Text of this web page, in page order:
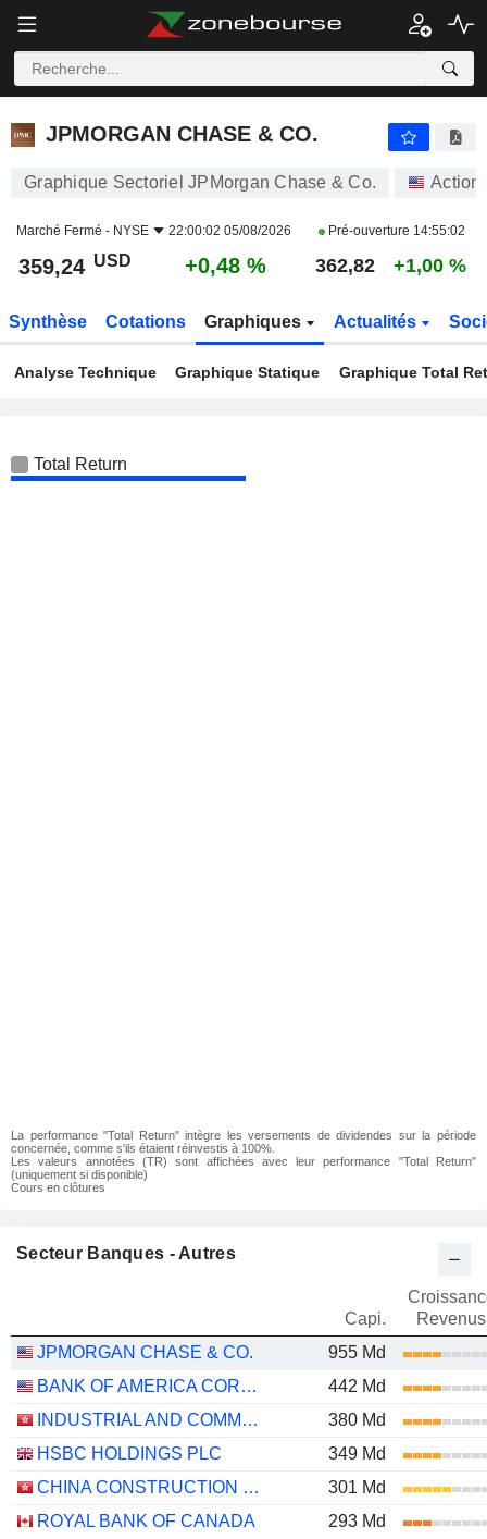
JPMORGAN CHASE & CO.
JPMORGAN CHASE & CO.
Graphique Sectoriel JPMorgan Chase & Co.
Marché Fermé - NYSE 22:00:02 05/08/2026 Pré-ouverture 14:55:02
359,24 USD +0,48 % 362,82 +1,00 %
Synthèse Cotations Graphiques Actualités
Analyse Technique Graphique Statique Graphique Total
Total Return
La performance "Total Return" intègre les versements de dividendes sur la période
concernée, comme s'ils étaient réinvestis à 100%.
Les valeurs annotées (TR) sont affichées avec leur performance "Total Return"
(uniquement si disponible)
Cours en clôtures
Secteur Banques - Autres
Capi.
Revenus
JPMORGAN CHASE & CO.
955 Md
BANK OF AMERICA CORPORATION
442 Md
INDUSTRIAL AND COMMERCIAL BANK OF CHINA LIMITED
380 Md
HSBC HOLDINGS PLC
349 Md
CHINA CONSTRUCTION BANK CORPORATION
301 Md
ROYAL BANK OF CANADA
293 Md